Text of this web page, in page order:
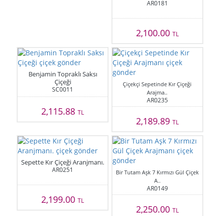
AR0181
2,100.00 TL
Benjamin Topraklı Saksı
Çiçeği
SC0011
2,115.88TL
Çiçekçi Sepetinde Kır Çiçeği
Arajma..
AR0235
2,189.89 TL
Sepette Kır Çiçeği Aranjmanı.
AR0251
2,199.00TL
Bir Tutam Aşk 7 Kırmızı Gül Çiçek
A..
AR0149
2,250.00 TL